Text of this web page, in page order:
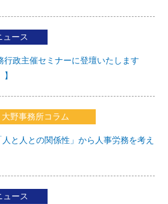
ュース
行政主催セミナーに登壇いたします
大野事務所コラム
と人との関係性」から人事労務を考え
ュース